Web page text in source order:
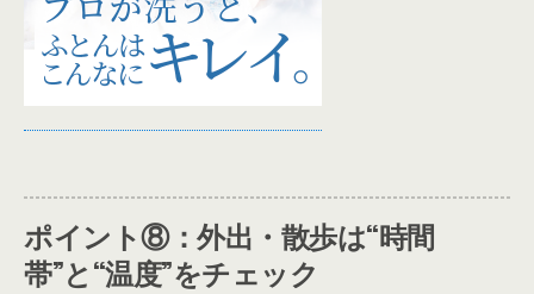
ポイント⑧：外出・散歩は“時間
帯”と“温度”をチェック